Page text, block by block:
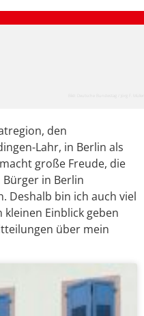
den
Lahr, in Berlin als
große Freude, die
in Berlin
Deshalb bin ich auch viel
Einblick geben
über mein